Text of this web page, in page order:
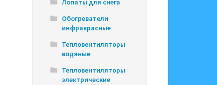
Лопаты для снега
Обогреватели
инфракрасные
Тепловентиляторы
водяные
Тепловентиляторы
электрические